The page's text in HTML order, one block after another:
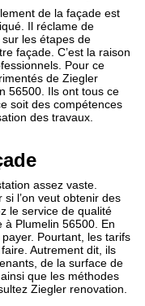
de la façade est
Il réclame de
les étapes de
façade. C’est la raison
Pour ce
de Ziegler
56500. Ils ont tous ce
soit des compétences
des travaux.
assez vaste.
l’on veut obtenir des
le service de qualité
Plumelin 56500. En
Pourtant, les tarifs
Autrement dit, ils
de la surface de
que les méthodes
Ziegler renovation.